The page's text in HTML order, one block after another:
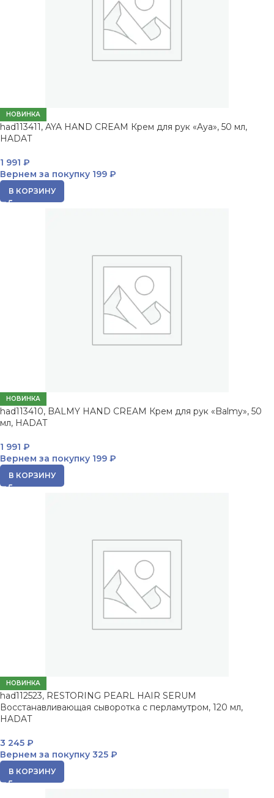
НОВИНКА
had113411, AYA HAND CREAM Крем для рук «Aya», 50 мл,
HADAT
1 991 ₽
Вернем за покупку 199 ₽
В КОРЗИНУ
НОВИНКА
had113410, BALMY HAND CREAM Крем для рук «Balmy», 50
мл, HADAT
1 991 ₽
Вернем за покупку 199 ₽
В КОРЗИНУ
НОВИНКА
had112523, RESTORING PEARL HAIR SERUM
Восстанавливающая сыворотка с перламутром, 120 мл,
HADAT
3 245 ₽
Вернем за покупку 325 ₽
В КОРЗИНУ